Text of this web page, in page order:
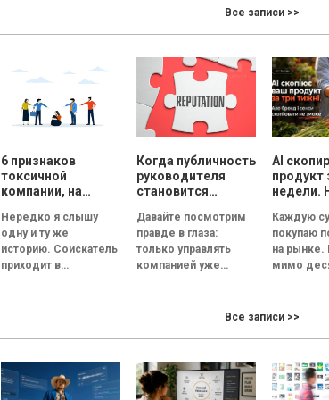
Все записи >>
6 признаков
токсичной
компании, на
обратить
внимание на
собеседовании
Нередко я слышу
одну и ту же
историю. Соискатель
приходит в
Когда публичность
руководителя
становится
репутации
Давайте посмотрим
правде в глаза:
только управлять
компанией уже
должен стать лицом
людей...
AI
продукт
недели.
сможет
Каждую
покупаю
на рынке.
мимо
примерно
похожий...
Все записи >>